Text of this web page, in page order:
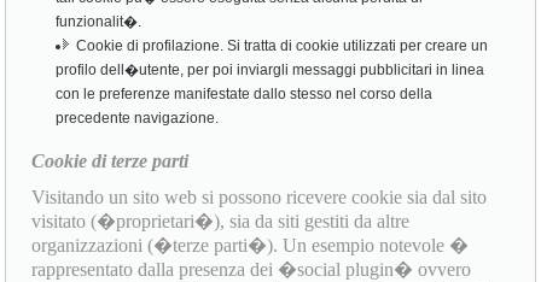
funzionalit�.
Cookie di profilazione. Si tratta di cookie utilizzati per creare un
profilo dell�utente, per poi inviargli messaggi pubblicitari in linea
con le preferenze manifestate dallo stesso nel corso della
precedente navigazione.
Cookie di terze parti
Visitando un sito web si possono ricevere cookie sia dal sito
visitato (�proprietari�), sia da siti gestiti da altre
organizzazioni (�terze parti�). Un esempio notevole �
rappresentato dalla presenza dei �social plugin� ovvero